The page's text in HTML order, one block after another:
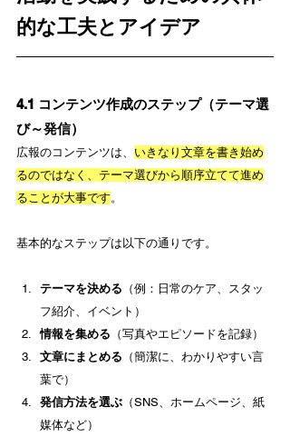
的な工夫とアイデア
4.1 コンテンツ作成のステップ（テーマ選
び～発信）
広報のコンテンツは、 いきなり文章を書き始め
るのではなく、テーマ選びから順序立てて進め
ることが大事です。
基本的なステップは以下の通りです。
テーマを決める （例：日常のケア、スタッ
フ紹介、イベント）
情報を集める （写真やエピソードを記録）
文章にまとめる （簡潔に、わかりやすい言
葉で）
発信方法を選ぶ （SNS、ホームページ、紙
媒体など）